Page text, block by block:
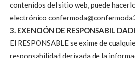
contenidos del sitio web, puede
electrónico
3. EXENCIÓN DE
El RESPONSABLE se exime de
responsabilidad derivada de la